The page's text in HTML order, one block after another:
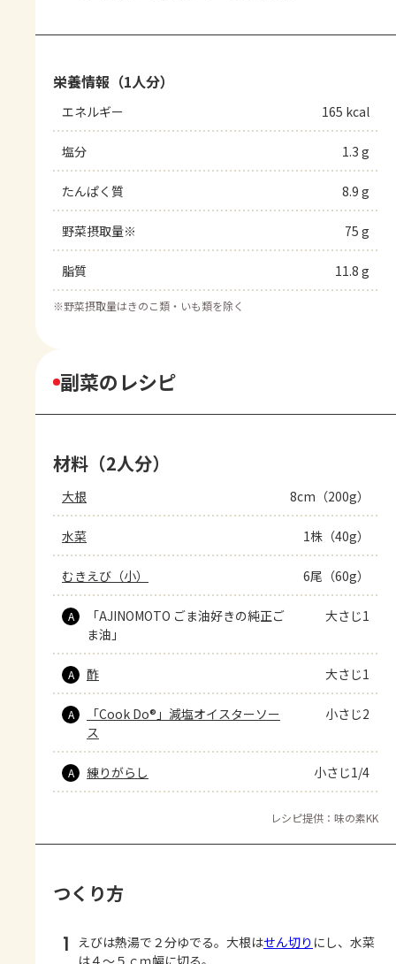
栄養情報（1人分）
エネルギー 165 kcal
塩分 1.3 g
たんぱく質 8.9 g
野菜摂取量※ 75 g
脂質 11.8 g
※野菜摂取量はきのこ類・いも類を除く
副菜のレシピ
材料（2人分）
大根 8cm（200g）
水菜 1株（40g）
むきえび（小） 6尾（60g）
A
「AJINOMOTO ごま油好きの純正ご
ま油」
大さじ1
A 酢 大さじ1
A
「Cook Do®」減塩オイスターソー
ス
小さじ2
A 練りがらし 小さじ1/4
レシピ提供：味の素KK
つくり方
1 えびは熱湯で２分ゆでる。大根はせん切り にし、水菜